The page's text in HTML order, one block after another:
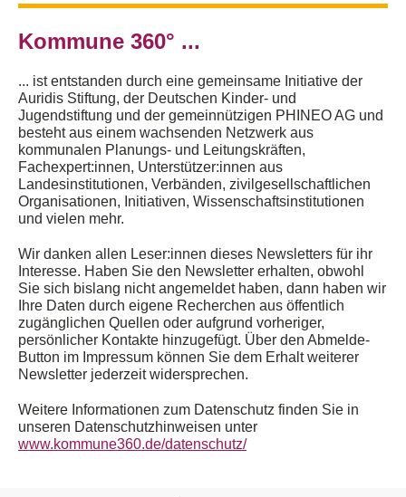
Kommune 360° ...
... ist entstanden durch eine gemeinsame Initiative der
Auridis Stiftung, der Deutschen Kinder- und
Jugendstiftung und der gemeinnützigen PHINEO AG und
besteht aus einem wachsenden Netzwerk aus
kommunalen Planungs- und Leitungskräften,
Fachexpert:innen, Unterstützer:innen aus
Landesinstitutionen, Verbänden, zivilgesellschaftlichen
Organisationen, Initiativen, Wissenschaftsinstitutionen
und vielen mehr.
Wir danken allen Leser:innen dieses Newsletters für ihr
Interesse. Haben Sie den Newsletter erhalten, obwohl
Sie sich bislang nicht angemeldet haben, dann haben wir
Ihre Daten durch eigene Recherchen aus öffentlich
zugänglichen Quellen oder aufgrund vorheriger,
persönlicher Kontakte hinzugefügt. Über den Abmelde-
Button im Impressum können Sie dem Erhalt weiterer
Newsletter jederzeit widersprechen.
Weitere Informationen zum Datenschutz finden Sie in
unseren Datenschutzhinweisen unter
www.kommune360.de/datenschutz/